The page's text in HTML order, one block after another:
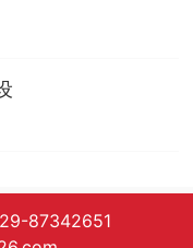
87342651